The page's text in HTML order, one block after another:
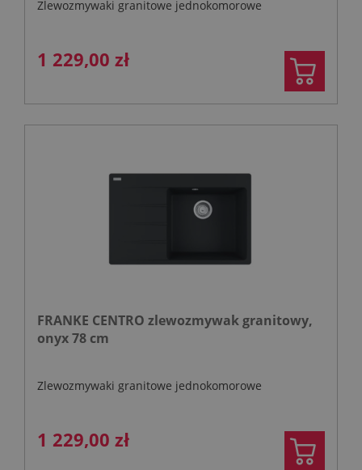
Zlewozmywaki granitowe jednokomorowe
1 229,00 zł
FRANKE CENTRO zlewozmywak granitowy,
onyx 78 cm
Zlewozmywaki granitowe jednokomorowe
1 229,00 zł